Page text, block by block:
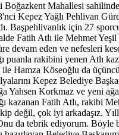
Boğazkent Mahallesi
Kepez Yağlı Pehlivan
Başpehlivanlık için 27
Fatih Atlı ile Mehmet Yeşil
devam eden ve nefesleri
puanla rakibini yenen Atlı
ile Hamza Köseoğlu da
Kepez Belediye
Yahsen Korkmaz ve yeni
kazanan Fatih Atlı, rakibi
değil, çok iyi arkadaşız.
da tebrik ediyorum. Böyle